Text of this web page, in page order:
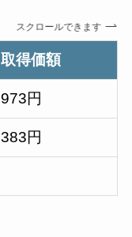
スクロールできます
取得価額
973円
383円